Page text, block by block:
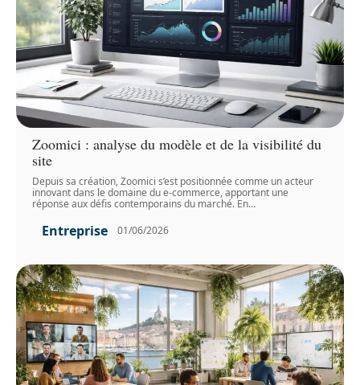
Zoomici : analyse du modèle et de la visibilité du
site
Depuis sa création, Zoomici s’est positionnée comme un acteur
innovant dans le domaine du e-commerce, apportant une
réponse aux défis contemporains du marché. En…
Entreprise 01/06/2026